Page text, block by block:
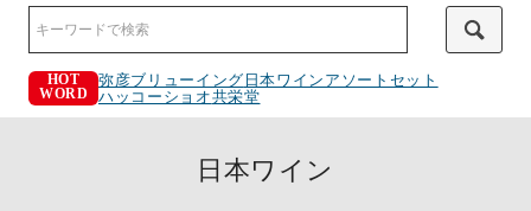
HOT
WORD
弥彦ブリューイング 日本ワインアソートセット
ハッコーショオ共栄堂
日本ワイン